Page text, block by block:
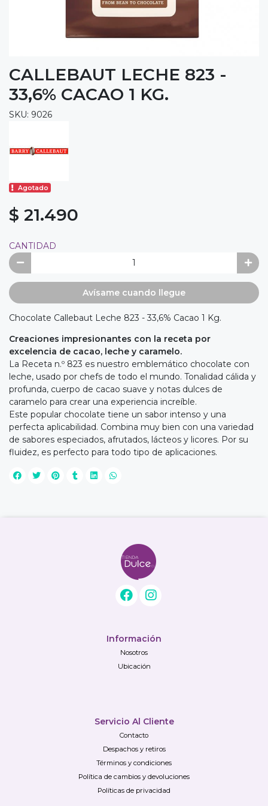
CALLEBAUT LECHE 823 -
33,6% CACAO 1 KG.
SKU: 9026
Agotado
$ 21.490
CANTIDAD
Avísame cuando llegue
Chocolate Callebaut Leche 823 - 33,6% Cacao 1 Kg.
Creaciones impresionantes con la receta por
excelencia de cacao, leche y caramelo.
La Receta n.º 823 es nuestro emblemático chocolate con
leche, usado por chefs de todo el mundo. Tonalidad cálida y
profunda, cuerpo de cacao suave y notas dulces de
caramelo para crear una experiencia increíble.
Este popular chocolate tiene un sabor intenso y una
perfecta aplicabilidad. Combina muy bien con una variedad
de sabores especiados, afrutados, lácteos y licores. Por su
fluidez, es perfecto para todo tipo de aplicaciones.
Información
Nosotros
Ubicación
Servicio Al Cliente
Contacto
Despachos y retiros
Términos y condiciones
Política de cambios y devoluciones
Políticas de privacidad